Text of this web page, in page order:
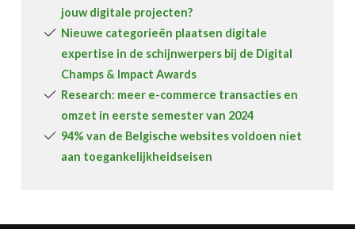
jouw digitale projecten?
Nieuwe categorieën plaatsen digitale
expertise in de schijnwerpers bij de Digital
Champs & Impact Awards
Research: meer e-commerce transacties en
omzet in eerste semester van 2024
94% van de Belgische websites voldoen niet
aan toegankelijkheidseisen